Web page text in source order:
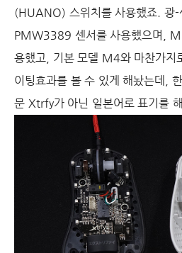
(HUANO) 스위치를 사용했죠. 광-
PMW3389 센서를 사용했으며,
용했고, 기본 모델 M4와 마찬가지
이팅효과를 볼 수 있게 해놨는데,
문 Xtrfy가 아닌 일본어로 표기를